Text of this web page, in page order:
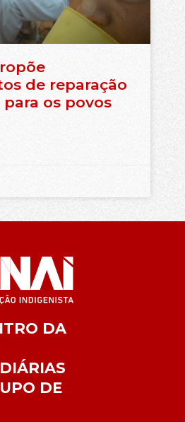
de reparação
os povos
DA
DE